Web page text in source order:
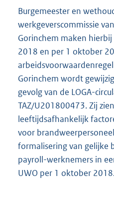
Burgemeester en
werkgeverscommissie
Gorinchem maken
2018 en per 1 oktober
Gorinchem wordt
gevolg van de LOGA-
TAZ/U201800473. Zij
leeftijdsafhankelijk
voor
formalisering van gelijke
payroll-werknemers in
UWO per 1 oktober